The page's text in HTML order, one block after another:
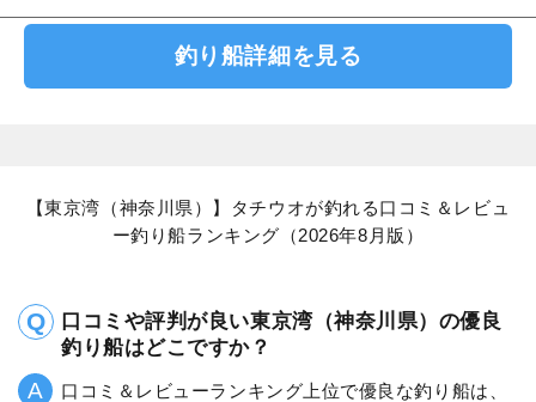
釣り船詳細を見る
【東京湾（神奈川県）】タチウオが釣れる口コミ＆レビュ
ー釣り船ランキング（2026年8月版）
口コミや評判が良い東京湾（神奈川県）の優良
釣り船はどこですか？
口コミ＆レビューランキング上位で優良な釣り船は、